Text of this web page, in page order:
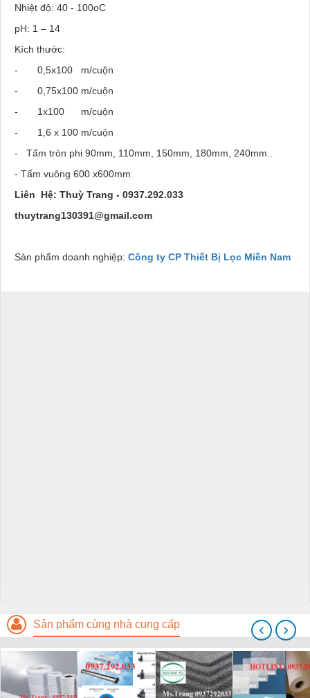
Nhiệt độ: 40 - 100oC
pH: 1 – 14
Kích thước:
- 0,5x100 m/cuộn
- 0,75x100 m/cuộn
- 1x100 m/cuộn
- 1,6 x 100 m/cuộn
- Tấm tròn phi 90mm, 110mm, 150mm, 180mm, 240mm..
- Tấm vuông 600 x600mm
Liên Hệ: Thuỳ Trang - 0937.292.033
thuytrang130391@gmail.com
Sản phẩm doanh nghiệp: Công ty CP Thiết Bị Lọc Miền Nam
Sản phẩm cùng nhà cung cấp ‹ ›